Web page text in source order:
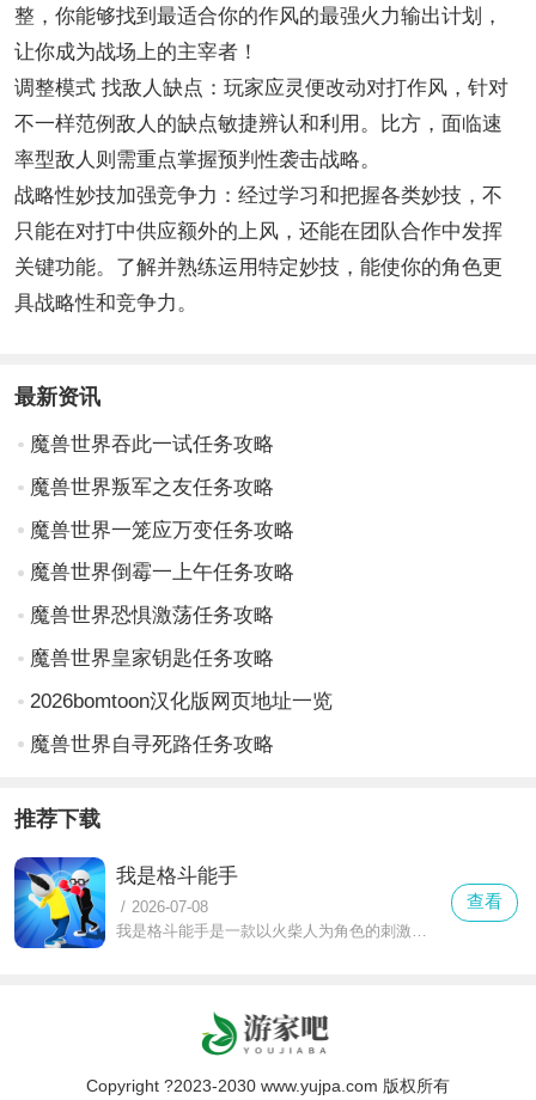
整，你能够找到最适合你的作风的最强火力输出计划，
让你成为战场上的主宰者！
调整模式 找敌人缺点：玩家应灵便改动对打作风，针对
不一样范例敌人的缺点敏捷辨认和利用。比方，面临速
率型敌人则需重点掌握预判性袭击战略。
战略性妙技加强竞争力：经过学习和把握各类妙技，不
只能在对打中供应额外的上风，还能在团队合作中发挥
关键功能。了解并熟练运用特定妙技，能使你的角色更
具战略性和竞争力。
最新资讯
魔兽世界吞此一试任务攻略
魔兽世界叛军之友任务攻略
魔兽世界一笼应万变任务攻略
魔兽世界倒霉一上午任务攻略
魔兽世界恐惧激荡任务攻略
魔兽世界皇家钥匙任务攻略
2026bomtoon汉化版网页地址一览
魔兽世界自寻死路任务攻略
推荐下载
我是格斗能手
/ 2026-07-08
查看
Copyright ?2023-2030 www.yujpa.com 版权所有